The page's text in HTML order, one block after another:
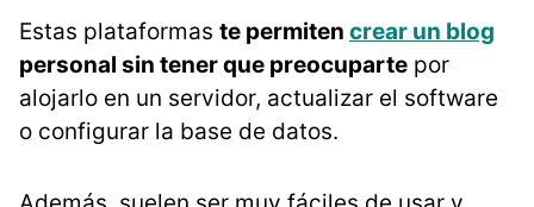
Estas plataformas te permiten crear un blog
personal sin tener que preocuparte por
alojarlo en un servidor, actualizar el software
o configurar la base de datos.